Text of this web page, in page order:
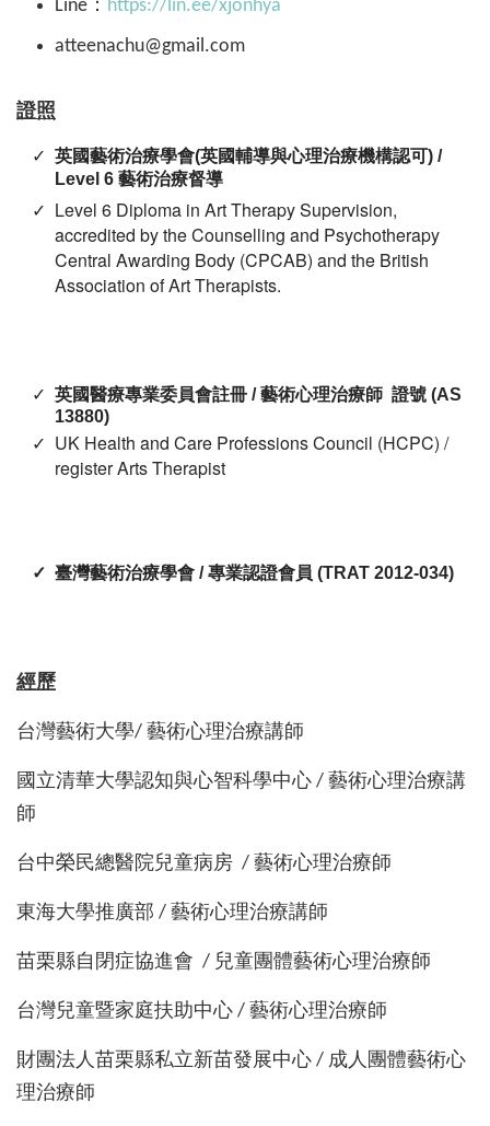
Line： https://lin.ee/xjonhya
atteenachu@gmail.com
證照
英國藝術治療學會(英國輔導與心理治療機構認可 ) /
Level 6 藝術治療督導
Level 6 Diploma in Art Therapy Supervision,
accredited by the Counselling and Psychotherapy
Central Awarding Body (CPCAB) and the British
Association of Art Therapists.
英國醫療專業委員會註冊 / 藝術心理治療師 證號 (AS
13880)
UK Health and Care Professions Council (HCPC) /
register Arts Therapist
臺灣藝術治療學會 / 專業認證會員 (TRAT 2012-034)
經歷
台灣藝術大學/ 藝術心理治療講師
國立清華大學認知與心智科學中心 / 藝術心理治療講
師
台中榮民總醫院兒童病房 / 藝術心理治療師
東海大學推廣部 / 藝術心理治療講師
苗栗縣自閉症協進會 / 兒童團體藝術心理治療師
台灣兒童暨家庭扶助中心 / 藝術心理治療師
財團法人苗栗縣私立新苗發展中心 / 成人團體藝術心
理治療師